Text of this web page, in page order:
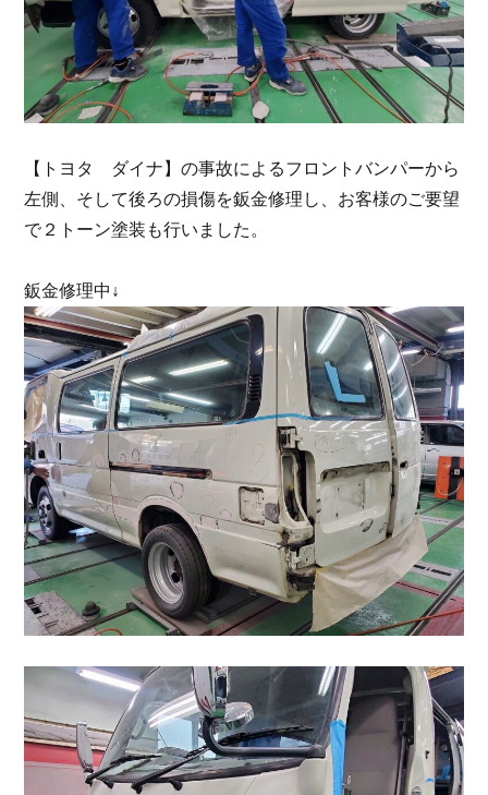
【トヨタ ダイナ】の事故によるフロントバンパーから
左側、そして後ろの損傷を鈑金修理し、お客様のご要望
で２トーン塗装も行いました。
鈑金修理中↓